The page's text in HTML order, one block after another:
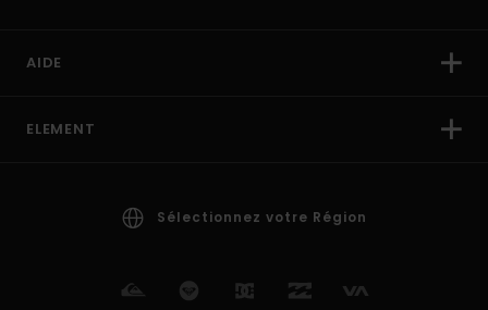
AIDE
ELEMENT
Sélectionnez votre Région